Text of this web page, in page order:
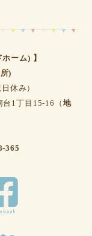
ーム) 】
)
休み）
1丁目15-16（ 地
365